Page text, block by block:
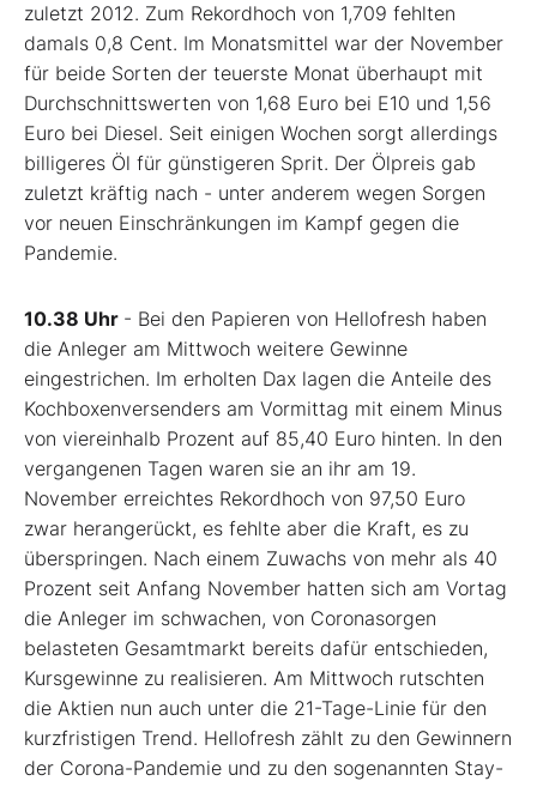
zuletzt 2012. Zum Rekordhoch von 1,709 fehlten
damals 0,8 Cent. Im Monatsmittel war der November
für beide Sorten der teuerste Monat überhaupt mit
Durchschnittswerten von 1,68 Euro bei E10 und 1,56
Euro bei Diesel. Seit einigen Wochen sorgt allerdings
billigeres Öl für günstigeren Sprit. Der Ölpreis gab
zuletzt kräftig nach - unter anderem wegen Sorgen
vor neuen Einschränkungen im Kampf gegen die
Pandemie.
10.38 Uhr - Bei den Papieren von Hellofresh haben
die Anleger am Mittwoch weitere Gewinne
eingestrichen. Im erholten Dax lagen die Anteile des
Kochboxenversenders am Vormittag mit einem Minus
von viereinhalb Prozent auf 85,40 Euro hinten. In den
vergangenen Tagen waren sie an ihr am 19.
November erreichtes Rekordhoch von 97,50 Euro
zwar herangerückt, es fehlte aber die Kraft, es zu
überspringen. Nach einem Zuwachs von mehr als 40
Prozent seit Anfang November hatten sich am Vortag
die Anleger im schwachen, von Coronasorgen
belasteten Gesamtmarkt bereits dafür entschieden,
Kursgewinne zu realisieren. Am Mittwoch rutschten
die Aktien nun auch unter die 21-Tage-Linie für den
kurzfristigen Trend. Hellofresh zählt zu den Gewinnern
der Corona-Pandemie und zu den sogenannten Stay-